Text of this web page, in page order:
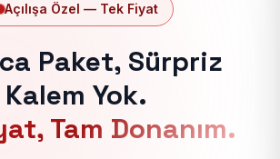
Açılışa Özel — Tek Fiyat
Paket, Sürpriz
Kalem Yok.
Tam Donanım.